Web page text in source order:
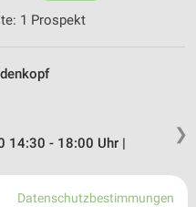
1 Prospekt
❯
14:30 - 18:00 Uhr |
1 Prospekt
Datenschutzbestimmungen